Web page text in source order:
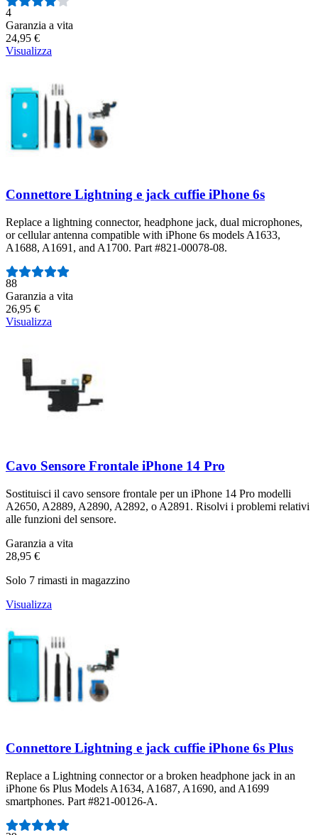
Numero di recensioni:
4
Garanzia a vita
24,95 €
Visualizza
Connettore Lightning e jack cuffie iPhone 6s
Replace a lightning connector, headphone jack, dual microphones,
or cellular antenna compatible with iPhone 6s models A1633,
A1688, A1691, and A1700. Part #821-00078-08.
Numero di recensioni:
88
Garanzia a vita
26,95 €
Visualizza
Cavo Sensore Frontale iPhone 14 Pro
Sostituisci il cavo sensore frontale per un iPhone 14 Pro modelli
A2650, A2889, A2890, A2892, o A2891. Risolvi i problemi relativi
alle funzioni del sensore.
Garanzia a vita
28,95 €
Solo 7 rimasti in magazzino
Visualizza
Connettore Lightning e jack cuffie iPhone 6s Plus
Replace a Lightning connector or a broken headphone jack in an
iPhone 6s Plus Models A1634, A1687, A1690, and A1699
smartphones. Part #821-00126-A.